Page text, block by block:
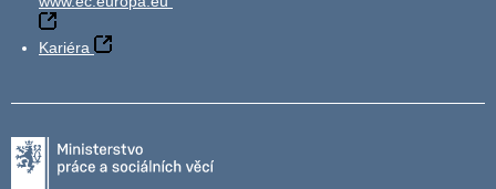
Kariéra